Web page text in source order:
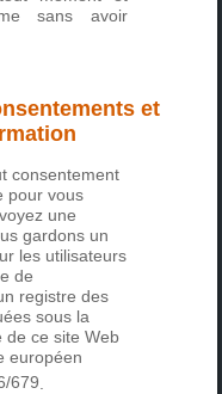
sans avoir
et
consentement
pour vous
une
gardons un
les utilisateurs
de
registre des
sous la
de ce site Web
européen
679